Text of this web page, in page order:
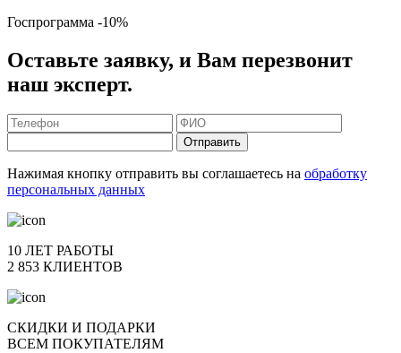
Госпрограмма -10%
Оставьте заявку, и Вам перезвонит
наш эксперт.
Отправить
Нажимая кнопку отправить вы соглашаетесь на обработку
персональных данных
10 ЛЕТ РАБОТЫ
2 853 КЛИЕНТОВ
СКИДКИ И ПОДАРКИ
ВСЕМ ПОКУПАТЕЛЯМ